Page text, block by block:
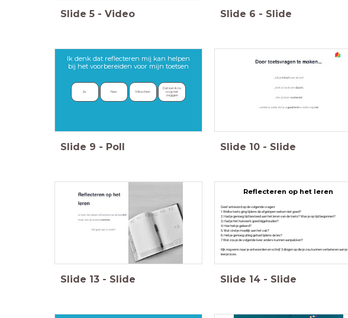
Slide 5 - Video Slide 6 - Slide
Ik denk dat reflecteren mij kan helpen
bij het voorbereiden voor mijn toetsen
Ja Nee Misschien
Dat kan ik nu
nog niet
zeggen
Slide 9 - Poll Slide 10 - Slide
Slide 13 - Slide
Reflecteren op het leren
Geef antwoord op de volgende vragen:
1. Welke toets ging tijdens de afgelopen weken niet goed?
2. Had je genoeg tijd besteed aan het leren van de toets? Was je op tijd begonnen?
3. Had je het huiswerk goed bijgehouden?
4. Hoe heb je geleerd?
5. Wat vind je moeilijk aan het vak?
6. Heb je genoeg uitleg gehad tijdens de les?
7. Wat zou je de volgende keer anders kunnen aanpakken?
Kijk nog eens naar je antwoorden en schrijf 3 dingen op die je zou kunnen verbeteren aan je
leerproces.
Slide 14 - Slide